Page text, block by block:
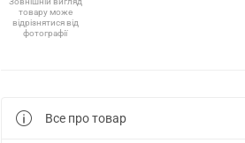
товару може
відрізнятися від
фотографії
Все про товар